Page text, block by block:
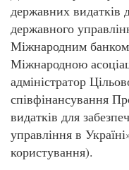
державних видатків
державного
Міжнародним банком
Міжнародною
адміністратор
співфінансування
видатків для
управління в
користування).